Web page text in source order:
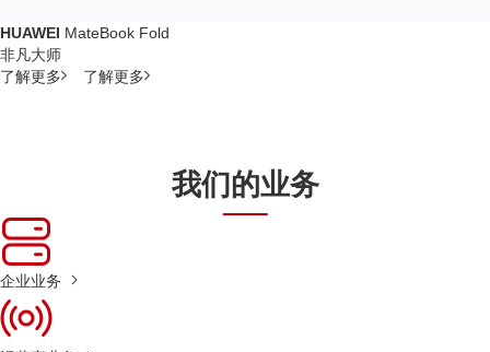
HUAWEI MateBook Fold
非凡大师
了解更多
了解更多
我们的业务
企业业务